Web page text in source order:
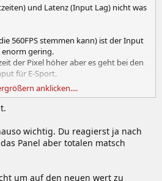
und Latenz (Input Lag) nicht was
560FPS stemmen kann) ist der Input
enorm gering.
der Pixel höher aber es geht bei den
für E-Sport.
liege!
anklicken....
wichtig. Du reagierst ja nach
Panel aber totalen matsch
um auf den neuen wert zu